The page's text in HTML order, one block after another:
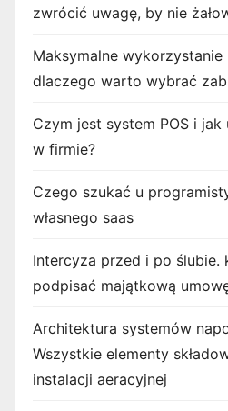
zwrócić uwagę, by nie
Maksymalne wykorzystanie
dlaczego warto wybrać
Czym jest system POS i
w firmie?
Czego szukać u
własnego saas
Intercyza przed i po ślubie.
podpisać majątkową
Architektura systemów
Wszystkie elementy
instalacji aeracyjnej